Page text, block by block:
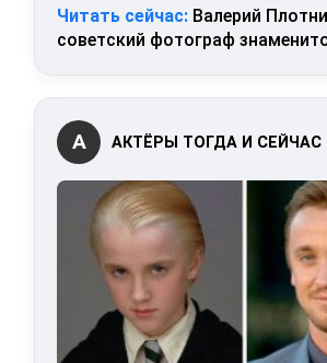
Читать сейчас: Валерий
советский фотограф
А АКТЁРЫ ТОГДА И СЕЙЧАС